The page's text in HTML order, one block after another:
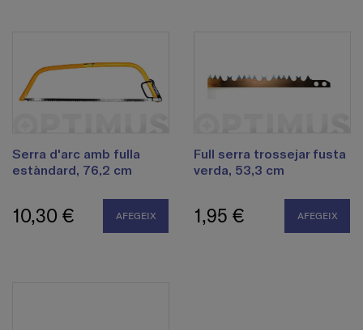
Serra d'arc amb fulla
estàndard, 76,2 cm
10,30 € AFEGEIX
Full serra trossejar fusta
verda, 53,3 cm
1,95 € AFEGEIX